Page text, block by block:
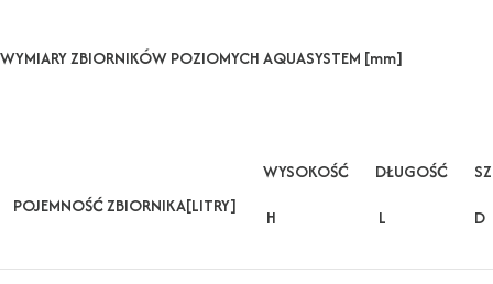
WYMIARY ZBIORNIKÓW POZIOMYCH AQUASYSTEM [mm]
POJEMNOŚĆ ZBIORNIKA[LITRY]
WYSOKOŚĆ
H
DŁUGOŚĆ
L
D